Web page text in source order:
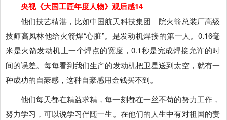
央视《大国工匠年度人物》观后感14
他们技艺精湛，比如中国航天科技集团―院火箭总装厂高级
技师高凤林他给火箭焊“心脏”。是发动机焊接的第一人。0.16毫
米是火箭发动机上一个焊点的宽度，0.1秒是完成焊接允许的时
间的误差。每每看到我们生产的发动机把卫星送到太空，就有一
种成功的自豪感，这种自豪感用金钱买不到。
他们每天都在精益求精，每一刻都在一丝不苟的努力工作，
努力学习，可以说学习伴随一生。在他们的人生中有对祖国的责